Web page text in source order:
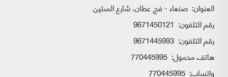
العنوان: صنعاء - فج عطان، شارع الستين
رقم التلفون: 9671450121
رقم التلفون: 9671445993
هاتف محمول: 770445995
واتساب: